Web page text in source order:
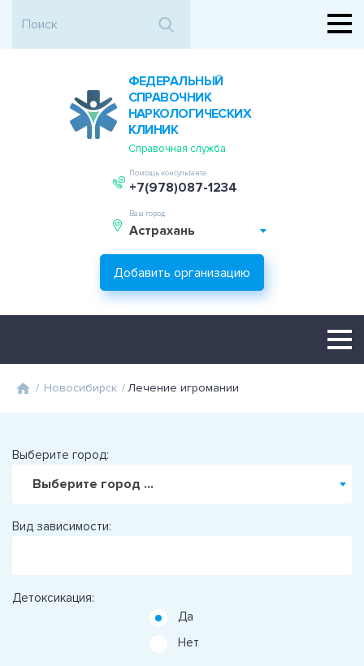
ФЕДЕРАЛЬНЫЙ
СПРАВОЧНИК
НАРКОЛОГИЧЕСКИХ
КЛИНИК
Справочная служба
Помощь консультанта
+7(978)087-1234
Ваш город:
Астрахань
Добавить организацию
/ Новосибирск /Лечение игромании
Выберите город:
Выберите город ...
Вид зависимости:
Детоксикация:
Да
Нет